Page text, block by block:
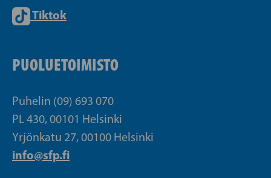
Tiktok
PUOLUETOIMISTO
Puhelin (09) 693 070
PL 430, 00101 Helsinki
Yrjönkatu 27, 00100 Helsinki
info@sfp.fi